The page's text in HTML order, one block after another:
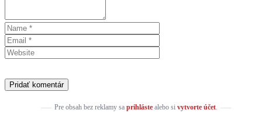
Pre obsah bez reklamy sa prihlástealebo si vytvorte účet.